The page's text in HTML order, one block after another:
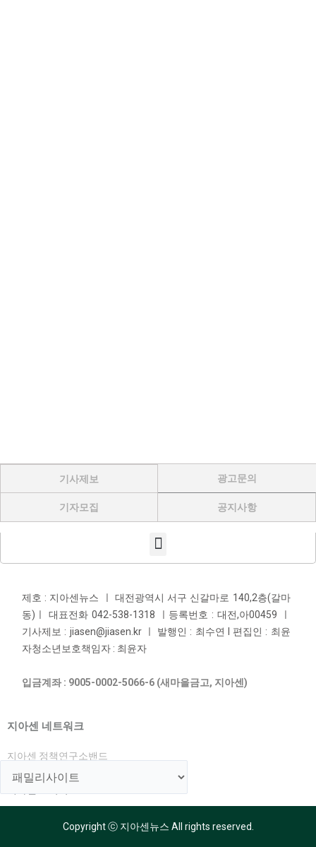
기사제보 광고문의
기자모집 공지사항
제호 : 지아센뉴스 ㅣ 대전광역시 서구 신갈마로 140,2층(갈마
동)ㅣ 대표전화 042-538-1318 ㅣ등록번호 : 대전,아00459 ㅣ
기사제보 : jiasen@jiasen.kr ㅣ 발행인 : 최수연 l 편집인 : 최윤
자청소년보호책임자 : 최윤자
입금계좌 : 9005-0002-5066-6 (새마을금고, 지아센)
지아센 네트워크
지아센 정책연구소밴드
지아센 해외아동지원국
Copyright ⓒ 지아센뉴스 All rights reserved.